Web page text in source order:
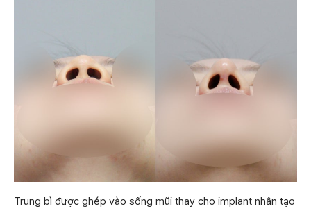
Trung bì được ghép vào sống mũi thay cho implant nhân tạo